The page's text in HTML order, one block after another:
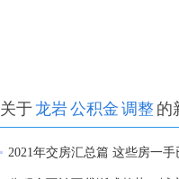
关于 龙岩公积金 调整 的
2021年交房汇总篇 这些房一手